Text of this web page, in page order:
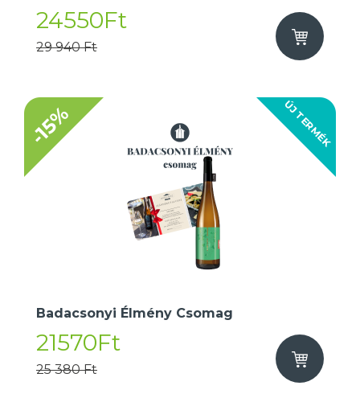
24550Ft
29 940 Ft
ÚJ TERMÉK
-15%
Badacsonyi Élmény Csomag
21570Ft
25 380 Ft